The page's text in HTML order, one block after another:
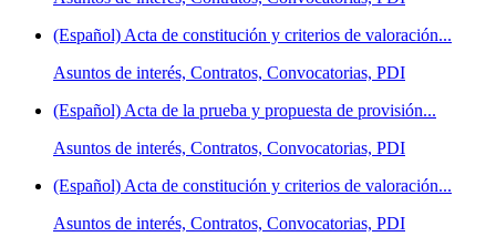
(Español) Acta de constitución y criterios de valoración...
Asuntos de interés, Contratos, Convocatorias, PDI
(Español) Acta de la prueba y propuesta de provisión...
Asuntos de interés, Contratos, Convocatorias, PDI
(Español) Acta de constitución y criterios de valoración...
Asuntos de interés, Contratos, Convocatorias, PDI